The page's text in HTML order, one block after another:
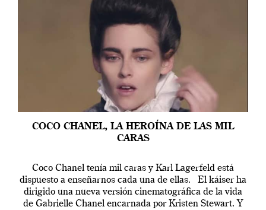
COCO CHANEL, LA HEROÍNA DE LAS MIL
CARAS
Coco Chanel tenía mil caras y Karl Lagerfeld está
dispuesto a enseñarnos cada una de ellas. El káiser ha
dirigido una nueva versión cinematográfica de la vida
de Gabrielle Chanel encarnada por Kristen Stewart. Y